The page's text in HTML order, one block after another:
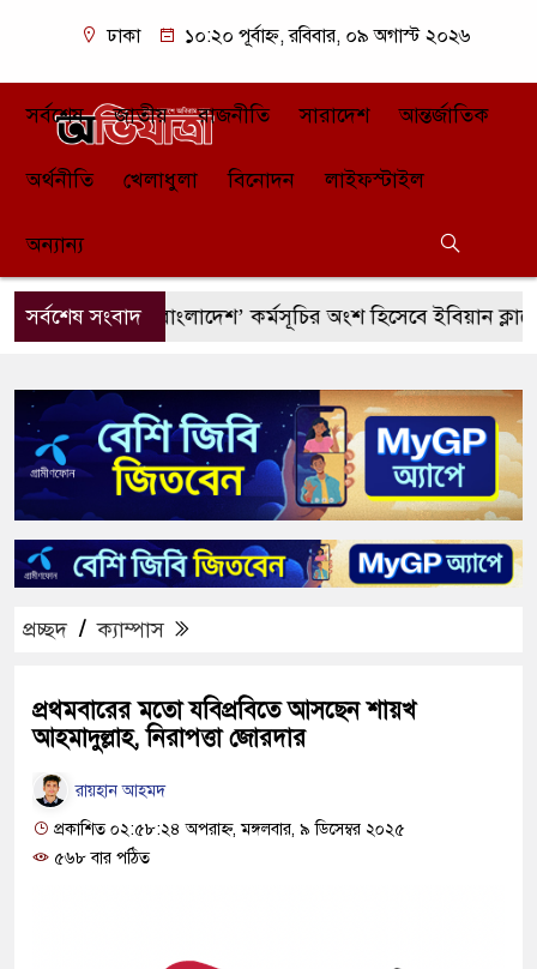
ঢাকা ১০:২০ পূর্বাহ্ন, রবিবার, ০৯ অগাস্ট ২০২৬
সর্বশেষ জাতীয় রাজনীতি সারাদেশ আন্তর্জাতিক
অর্থনীতি খেলাধুলা বিনোদন লাইফস্টাইল
অন্যান্য
সর্বশেষ সংবাদ
‘গ্রিনিং বাংলাদেশ’ কর্মসূচির অংশ হিসেবে ইবিয়ান ক্লাবের
প্রচ্ছদ/ক্যাম্পাস
প্রথমবারের মতো যবিপ্রবিতে আসছেন শায়খ
আহমাদুল্লাহ, নিরাপত্তা জোরদার
রায়হান আহমদ
প্রকাশিত ০২:৫৮:২৪ অপরাহ্ন, মঙ্গলবার, ৯ ডিসেম্বর ২০২৫
৫৬৮ বার পঠিত